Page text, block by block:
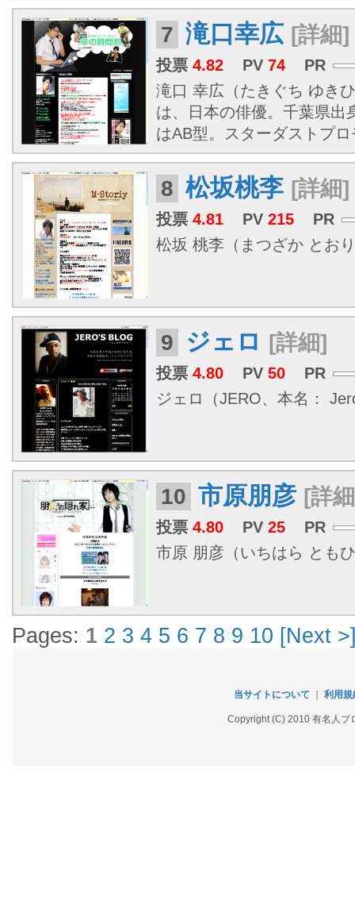
7 滝口幸広 [詳細]
投票 4.82 PV 74
PR
滝口 幸広（たきぐち ゆき
は、日本の俳優。千葉県出
はAB型。スターダストプ
8 松坂桃李 [詳細]
投票 4.81 PV 215
PR
松坂 桃李（まつざか とお
9 ジェロ [詳細]
投票 4.80 PV 50
PR
ジェロ（JERO、本名：
10 市原朋彦 [詳
投票 4.80 PV 25
PR
市原 朋彦（いちはら とも
Pages: 1 2 3 4 5 6 7 8 9 10 [Next
当サイトについて 利用規
Copyright (C) 2010 有名人ブ